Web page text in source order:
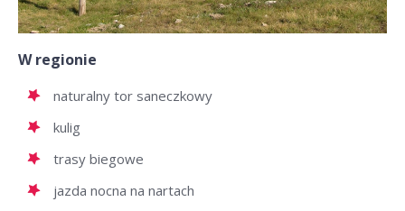
W regionie
naturalny tor saneczkowy
kulig
trasy biegowe
jazda nocna na nartach